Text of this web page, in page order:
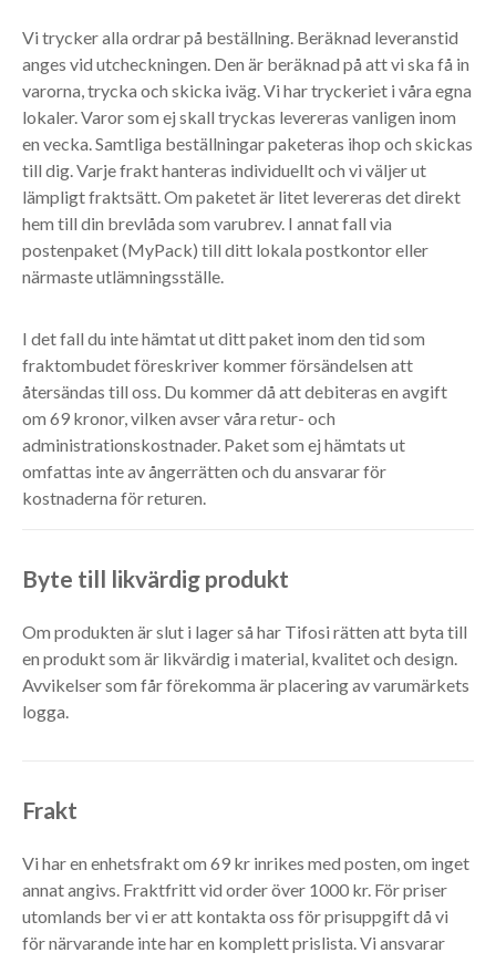
Vi trycker alla ordrar på beställning. Beräknad leveranstid
anges vid utcheckningen. Den är beräknad på att vi ska få in
varorna, trycka och skicka iväg. Vi har tryckeriet i våra egna
lokaler. Varor som ej skall tryckas levereras vanligen inom
en vecka. Samtliga beställningar paketeras ihop och skickas
till dig. Varje frakt hanteras individuellt och vi väljer ut
lämpligt fraktsätt. Om paketet är litet levereras det direkt
hem till din brevlåda som varubrev. I annat fall via
postenpaket (MyPack) till ditt lokala postkontor eller
närmaste utlämningsställe.
I det fall du inte hämtat ut ditt paket inom den tid som
fraktombudet föreskriver kommer försändelsen att
återsändas till oss. Du kommer då att debiteras en avgift
om 69 kronor, vilken avser våra retur- och
administrationskostnader. Paket som ej hämtats ut
omfattas inte av ångerrätten och du ansvarar för
kostnaderna för returen.
Byte till likvärdig produkt
Om produkten är slut i lager så har Tifosi rätten att byta till
en produkt som är likvärdig i material, kvalitet och design.
Avvikelser som får förekomma är placering av varumärkets
logga.
Frakt
Vi har en enhetsfrakt om 69 kr inrikes med posten, om inget
annat angivs. Fraktfritt vid order över 1000 kr. För priser
utomlands ber vi er att kontakta oss för prisuppgift då vi
för närvarande inte har en komplett prislista. Vi ansvarar